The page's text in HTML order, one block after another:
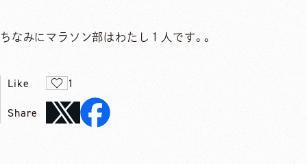
ちなみにマラソン部はわたし１人です。。
Like 1
Share